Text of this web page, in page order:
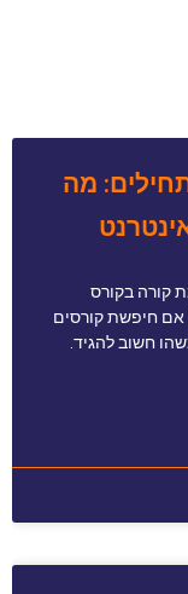
מה
קורה בקורס
אם חיפשת קורסים
חשוב להגיד.